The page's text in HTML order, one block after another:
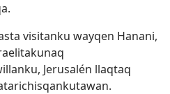
visitanku wayqen Hanani,
Jerusalén llaqtaq